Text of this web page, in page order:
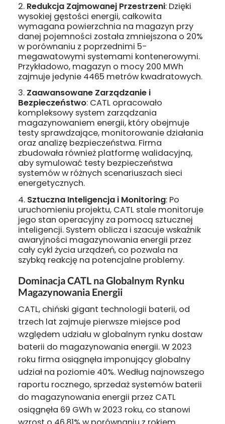
Redukcja Zajmowanej Przestrzeni: Dzięki
wysokiej gęstości energii, całkowita
wymagana powierzchnia na magazyn przy
danej pojemności została zmniejszona o 20%
w porównaniu z poprzednimi 5-
megawatowymi systemami kontenerowymi.
Przykładowo, magazyn o mocy 200 MWh
zajmuje jedynie 4465 metrów kwadratowych.
Zaawansowane Zarządzanie i
Bezpieczeństwo: CATL opracowało
kompleksowy system zarządzania
magazynowaniem energii, który obejmuje
testy sprawdzające, monitorowanie działania
oraz analizę bezpieczeństwa. Firma
zbudowała również platformę walidacyjną,
aby symulować testy bezpieczeństwa
systemów w różnych scenariuszach sieci
energetycznych.
Sztuczna Inteligencja i Monitoring: Po
uruchomieniu projektu, CATL stale monitoruje
jego stan operacyjny za pomocą sztucznej
inteligencji. System oblicza i szacuje wskaźnik
awaryjności magazynowania energii przez
cały cykl życia urządzeń, co pozwala na
szybką reakcję na potencjalne problemy.
Dominacja CATL na Globalnym Rynku
Magazynowania Energii
CATL, chiński gigant technologii baterii, od
trzech lat zajmuje pierwsze miejsce pod
względem udziału w globalnym rynku dostaw
baterii do magazynowania energii. W 2023
roku firma osiągnęła imponujący globalny
udział na poziomie 40%. Według najnowszego
raportu rocznego, sprzedaż systemów baterii
do magazynowania energii przez CATL
osiągnęła 69 GWh w 2023 roku, co stanowi